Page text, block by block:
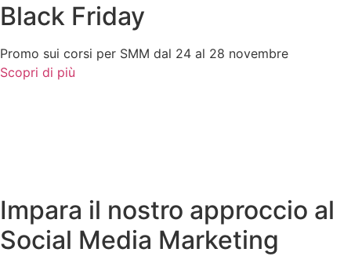
Black Friday
Promo sui corsi per SMM dal 24 al 28 novembre
Scopri di più
Impara il nostro approccio al
Social Media Marketing